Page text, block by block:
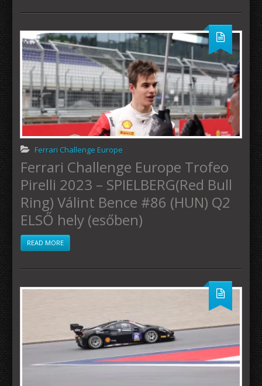
Ferrari Challenge Europe
Ferrari Challenge Europe Trofeo
Pirelli 2023 – SPIELBERG(Red Bull
Ring) Válint Bence #86 (HUN) Q2
ELSŐ hely (esőben)
READ MORE